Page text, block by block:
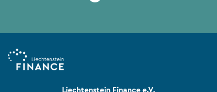
Liechtenstein Finance e.V.